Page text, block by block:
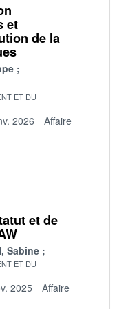
et
de la
ET DU
2026
Affaire
et de
Sabine
ET DU
2025
Affaire